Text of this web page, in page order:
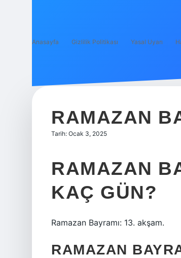
Anasayfa Gizlilik Politikası Yasal Uyarı
RAMAZAN
Tarih: Ocak 3, 2025
RAMAZAN
KAÇ GÜN?
Ramazan Bayramı: 13. akşam.
RAMAZAN